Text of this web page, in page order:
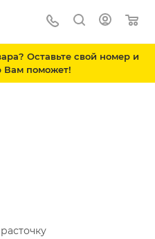
Оставьте свой номер и
поможет!